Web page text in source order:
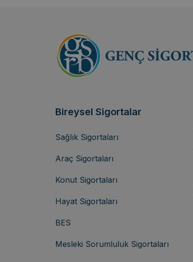
Bireysel Sigortalar
Sağlık Sigortaları
Araç Sigortaları
Konut Sigortaları
Hayat Sigortaları
BES
Mesleki Sorumluluk Sigortaları